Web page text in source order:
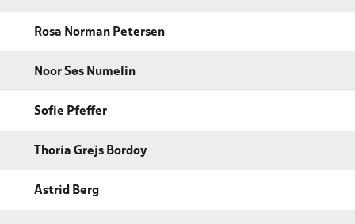
Rosa Norman Petersen
Noor Søs Numelin
Sofie Pfeffer
Thoria Grejs Bordoy
Astrid Berg